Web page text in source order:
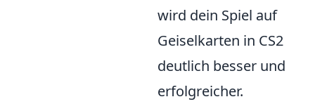
wird dein Spiel auf
Geiselkarten in CS2
deutlich besser und
erfolgreicher.